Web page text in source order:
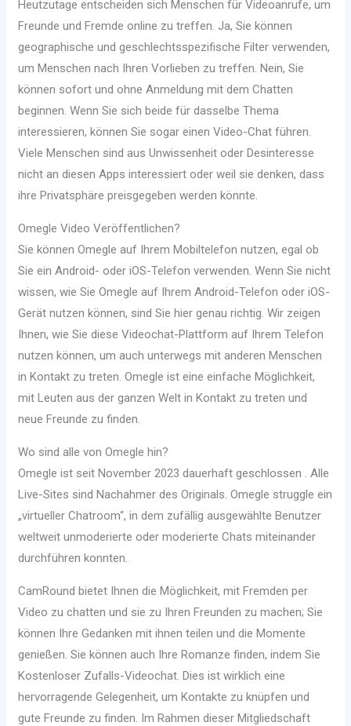
Heutzutage entscheiden sich Menschen für Videoanrufe, um
Freunde und Fremde online zu treffen. Ja, Sie können
geographische und geschlechtsspezifische Filter verwenden,
um Menschen nach Ihren Vorlieben zu treffen. Nein, Sie
können sofort und ohne Anmeldung mit dem Chatten
beginnen. Wenn Sie sich beide für dasselbe Thema
interessieren, können Sie sogar einen Video-Chat führen.
Viele Menschen sind aus Unwissenheit oder Desinteresse
nicht an diesen Apps interessiert oder weil sie denken, dass
ihre Privatsphäre preisgegeben werden könnte.
Omegle Video Veröffentlichen?
Sie können Omegle auf Ihrem Mobiltelefon nutzen, egal ob
Sie ein Android- oder iOS-Telefon verwenden. Wenn Sie nicht
wissen, wie Sie Omegle auf Ihrem Android-Telefon oder iOS-
Gerät nutzen können, sind Sie hier genau richtig. Wir zeigen
Ihnen, wie Sie diese Videochat-Plattform auf Ihrem Telefon
nutzen können, um auch unterwegs mit anderen Menschen
in Kontakt zu treten. Omegle ist eine einfache Möglichkeit,
mit Leuten aus der ganzen Welt in Kontakt zu treten und
neue Freunde zu finden.
Wo sind alle von Omegle hin?
Omegle ist seit November 2023 dauerhaft geschlossen . Alle
Live-Sites sind Nachahmer des Originals. Omegle struggle ein
„virtueller Chatroom“, in dem zufällig ausgewählte Benutzer
weltweit unmoderierte oder moderierte Chats miteinander
durchführen konnten.
CamRound bietet Ihnen die Möglichkeit, mit Fremden per
Video zu chatten und sie zu Ihren Freunden zu machen; Sie
können Ihre Gedanken mit ihnen teilen und die Momente
genießen. Sie können auch Ihre Romanze finden, indem Sie
Kostenloser Zufalls-Videochat. Dies ist wirklich eine
hervorragende Gelegenheit, um Kontakte zu knüpfen und
gute Freunde zu finden. Im Rahmen dieser Mitgliedschaft